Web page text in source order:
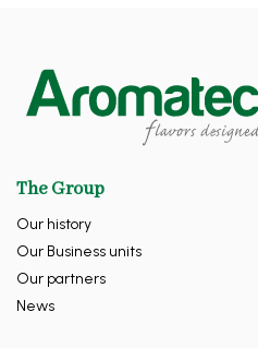
The Group
Our history
Our Business units
Our partners
News